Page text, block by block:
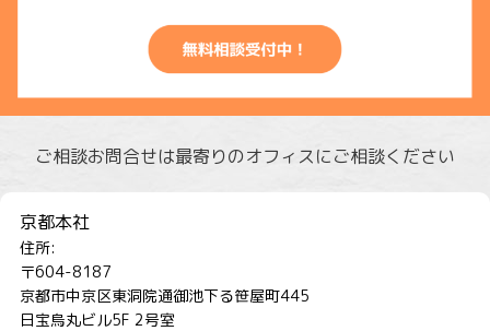
ご相談お問合せは最寄りのオフィスにご相談ください
京都本社
住所:
〒604-8187
京都市中京区東洞院通御池下る笹屋町445
日宝烏丸ビル5F 2号室